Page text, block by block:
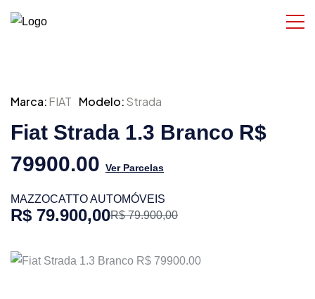
Marca:FIAT Modelo:Strada
Fiat Strada 1.3 Branco R$
79900.00 Ver Parcelas
MAZZOCATTO AUTOMÓVEIS
R$ 79.900,00R$ 79.900,00